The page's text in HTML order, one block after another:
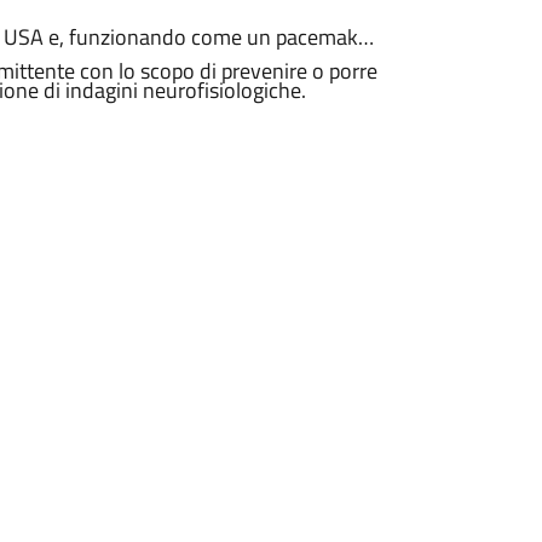
e, funzionando come un pacemaker
con lo scopo di prevenire o porre
e l'intensità delle crisi e
alle stimolazioni efficaci.
collaterali sistemici di questi
Vago riferiscono, oltre ad un
qualità di vita.
un anno sono stati impiantati 5 giovani
di indagini neurofisiologiche.